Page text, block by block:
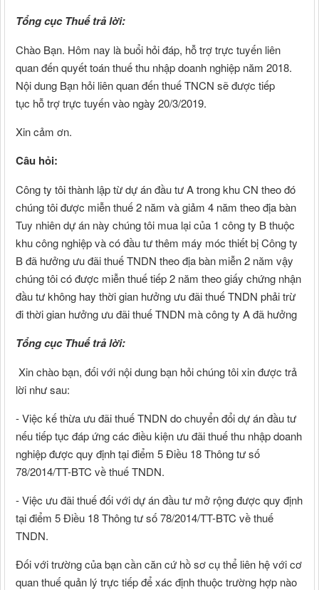
Tổng cục Thuế trả lời:
Chào Bạn. Hôm nay là buổi hỏi đáp, hỗ trợ trực tuyến liên
quan đến quyết toán thuế thu nhập doanh nghiệp năm 2018.
Nội dung Bạn hỏi liên quan đến thuế TNCN sẽ được tiếp
tục hỗ trợ trực tuyến vào ngày 20/3/2019.
Xin cảm ơn.
Câu hỏi:
Công ty tôi thành lập từ dự án đầu tư A trong khu CN theo đó
chúng tôi được miễn thuế 2 năm và giảm 4 năm theo địa bàn
Tuy nhiên dự án này chúng tôi mua lại của 1 công ty B thuộc
khu công nghiệp và có đầu tư thêm máy móc thiết bị Công ty
B đã hưởng ưu đãi thuế TNDN theo địa bàn miễn 2 năm vậy
chúng tôi có được miễn thuế tiếp 2 năm theo giấy chứng nhận
đầu tư không hay thời gian hưởng ưu đãi thuế TNDN phải trừ
đi thời gian hưởng ưu đãi thuế TNDN mà công ty A đã hưởng
Tổng cục Thuế trả lời:
Xin chào bạn, đối với nội dung bạn hỏi chúng tôi xin được trả
lời như sau:
- Việc kế thừa ưu đãi thuế TNDN do chuyển đổi dự án đầu tư
nếu tiếp tục đáp ứng các điều kiện ưu đãi thuế thu nhập doanh
nghiệp được quy định tại điểm 5 Điều 18 Thông tư số
78/2014/TT-BTC về thuế TNDN.
- Việc ưu đãi thuế đối với dự án đầu tư mở rộng được quy định
tại điểm 5 Điều 18 Thông tư số 78/2014/TT-BTC về thuế
TNDN.
Đối với trường của bạn cần căn cứ hồ sơ cụ thể liên hệ với cơ
quan thuế quản lý trực tiếp để xác định thuộc trường hợp nào